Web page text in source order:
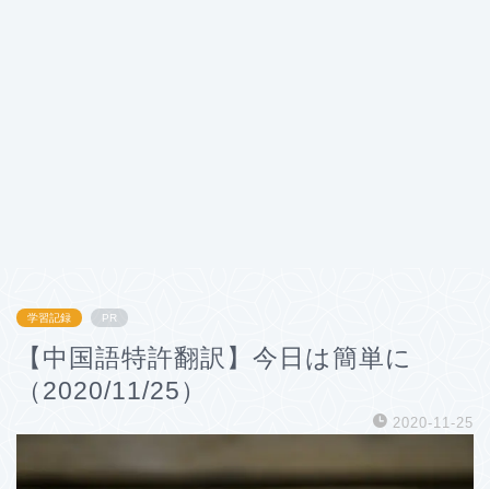
学習記録 PR
【中国語特許翻訳】今日は簡単に
（2020/11/25）
2020-11-25